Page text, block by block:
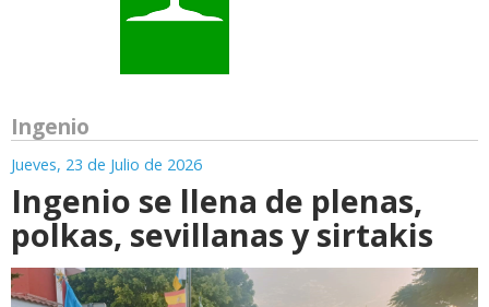
Ingenio
Jueves, 23 de Julio de 2026
Ingenio se llena de plenas,
polkas, sevillanas y sirtakis